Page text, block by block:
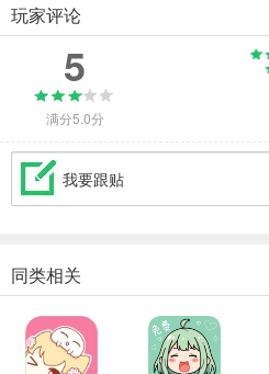
玩家评论
5
满分5.0分
我要跟贴
同类相关